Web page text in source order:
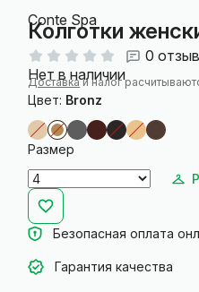
Conte Spa
Колготки
0
Нет в наличии
Доставкаи налог
Цвет: Bronz
Размер
Безопасная оплата
Гарантия качества